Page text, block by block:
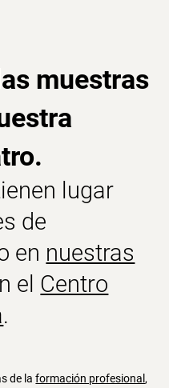
muestras
lugar
de
en nuestras
el Centro
.
de laformación profesional ,